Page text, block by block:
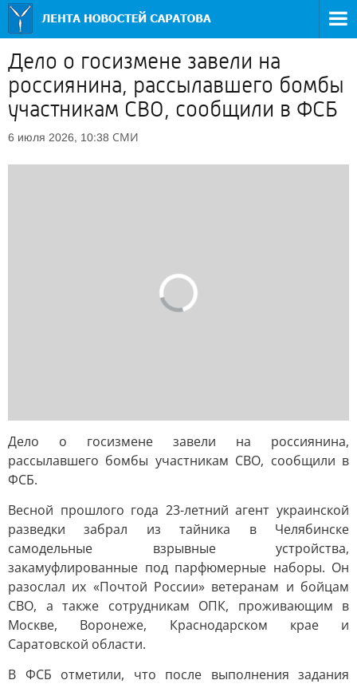
Дело о госизмене завели на
россиянина, рассылавшего бомбы
участникам СВО, сообщили в ФСБ
6 июля 2026, 10:38 СМИ
Дело о госизмене завели на россиянина,
рассылавшего бомбы участникам СВО, сообщили в
ФСБ.
Весной прошлого года 23-летний агент украинской
разведки забрал из тайника в Челябинске
самодельные взрывные устройства,
закамуфлированные под парфюмерные наборы. Он
разослал их «Почтой России» ветеранам и бойцам
СВО, а также сотрудникам ОПК, проживающим в
Москве, Воронеже, Краснодарском крае и
Саратовской области.
В ФСБ отметили, что после выполнения задания